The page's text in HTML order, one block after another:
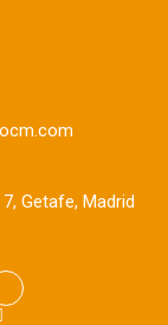
Getafe, Madrid